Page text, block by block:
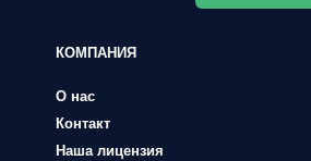
КОМПАНИЯ
О нас
Контакт
Наша лицензия